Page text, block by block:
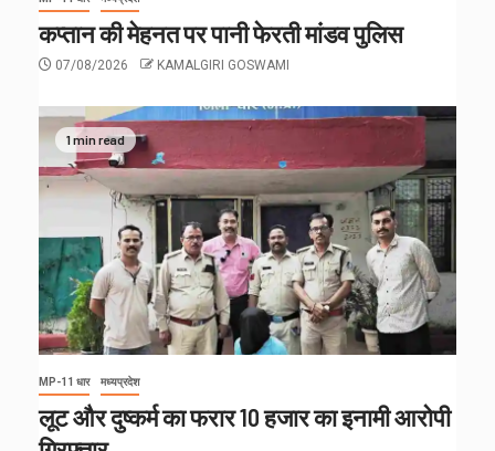
कप्तान की मेहनत पर पानी फेरती मांडव पुलिस
07/08/2026 KAMALGIRI GOSWAMI
1 min read
MP-11 धार मध्यप्रदेश
लूट और दुष्कर्म का फरार 10 हजार का इनामी आरोपी